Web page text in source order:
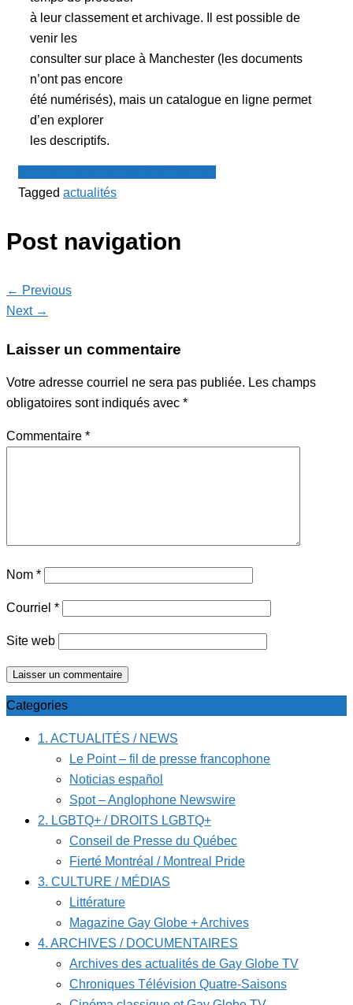
à leur classement et archivage. Il est possible de
venir les
consulter sur place à Manchester (les documents
n’ont pas encore
été numérisés), mais un catalogue en ligne permet
d’en explorer
les descriptifs.
Tagged actualités
Post navigation
← Previous
Next →
Laisser un commentaire
Votre adresse courriel ne sera pas publiée. Les champs
obligatoires sont indiqués avec *
Commentaire *
Nom *
Courriel *
Site web
Categories
1. ACTUALITÉS / NEWS
Le Point – fil de presse francophone
Noticias español
Spot – Anglophone Newswire
2. LGBTQ+ / DROITS LGBTQ+
Conseil de Presse du Québec
Fierté Montréal / Montreal Pride
3. CULTURE / MÉDIAS
Littérature
Magazine Gay Globe + Archives
4. ARCHIVES / DOCUMENTAIRES
Archives des actualités de Gay Globe TV
Chroniques Télévision Quatre-Saisons